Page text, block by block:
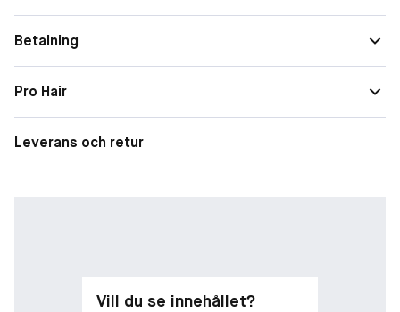
hårmask.
Betalning
Pro Hair
Leverans och retur
Vill du se innehållet?